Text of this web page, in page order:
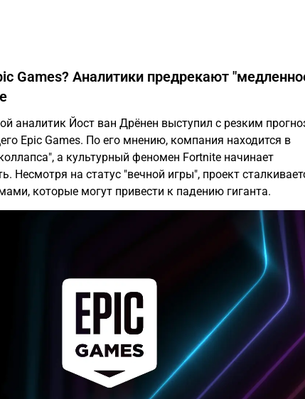
Games? Аналитики предрекают
аналитик Йост ван Дрёнен выступил с резким
Epic Games. По его мнению, компания находится в
а культурный феномен Fortnite начинает
Несмотря на статус "вечной игры", проект
которые могут привести к падению гиганта.